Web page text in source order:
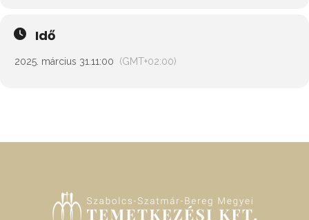
Idő
2025. március 31. 11:00 (GMT+02:00)